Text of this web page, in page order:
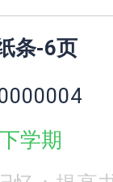
条-6页
下学期